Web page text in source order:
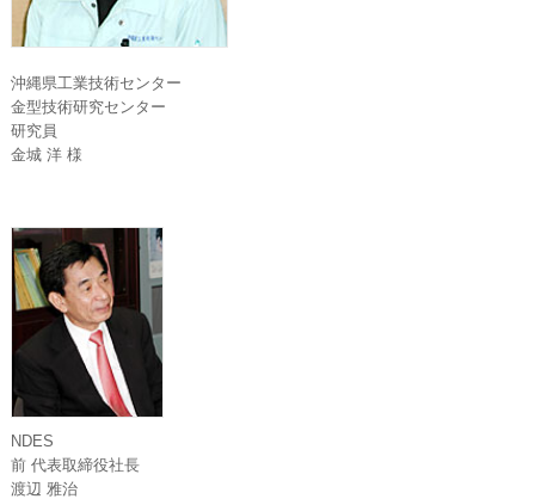
沖縄県工業技術センター
金型技術研究センター
研究員
金城 洋 様
NDES
前 代表取締役社長
渡辺 雅治